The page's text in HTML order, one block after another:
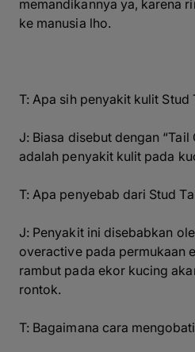
memandikannya ya, karena
ke manusia lho.
T: Apa sih penyakit kulit Stud
J: Biasa disebut dengan “Tail
adalah penyakit kulit pada
T: Apa penyebab dari Stud
J: Penyakit ini disebabkan
overactivepada permukaan
rambut pada ekor kucing
rontok.
T: Bagaimana cara mengobati